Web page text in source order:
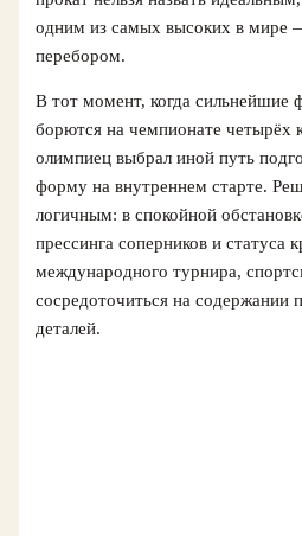
одним из самых высоких в мире
перебором.
В тот момент, когда сильнейшие
борются на чемпионате четырёх
олимпиец выбрал иной путь
форму на внутреннем старте.
логичным: в спокойной
прессинга соперников и статуса
международного турнира,
сосредоточиться на содержании
деталей.